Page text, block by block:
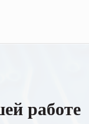
работе